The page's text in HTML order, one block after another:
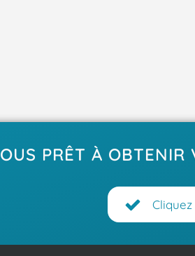
PRÊT À